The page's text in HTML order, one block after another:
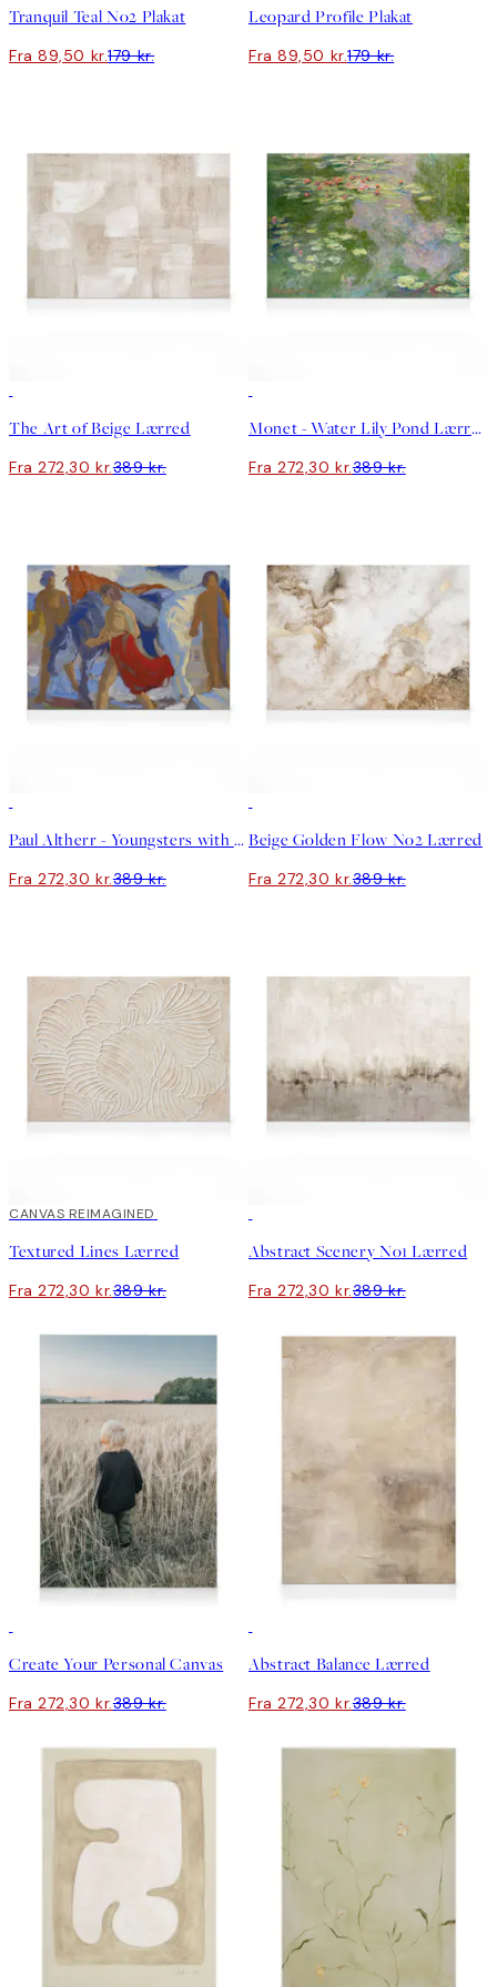
Tranquil Teal No2 Plakat
Fra 89,50 kr.179 kr.
Leopard Profile Plakat
Fra 89,50 kr.179 kr.
The Art of Beige Lærred
Fra 272,30 kr.389 kr.
Monet - Water Lily Pond Lærred
Fra 272,30 kr.389 kr.
Paul Altherr - Youngsters with Horses Lærred
Fra 272,30 kr.389 kr.
Beige Golden Flow No2 Lærred
Fra 272,30 kr.389 kr.
30%*
CANVAS REIMAGINED
Textured Lines Lærred
Fra 272,30 kr.389 kr.
Abstract Scenery No1 Lærred
Fra 272,30 kr.389 kr.
Create Your Personal Canvas
Fra 272,30 kr.389 kr.
Abstract Balance Lærred
Fra 272,30 kr.389 kr.